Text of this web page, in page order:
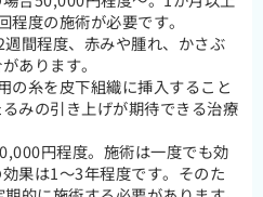
度の施術が必要です。
間程度、赤みや腫れ、かさぶ
あります。
糸を皮下組織に挿入すること
みの引き上げが期待できる治療
円程度。施術は一度でも効
果は1～3年程度です。そのた